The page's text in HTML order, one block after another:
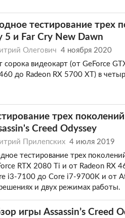
тестирование трех
5 и Far Cry New Dawn
Олегович
4 ноября 2020
сорока видеокарт (от GeForce
до Radeon RX 5700 ХТ) в
трех
Creed Odyssey
Прилепских 4 июля 2019
тестирование трех
RTX 2080 Ti и от Radeon RX
i3-7100 до Core i7-9700K и от
и двух режимах работы.
игры Assassin’s Creed